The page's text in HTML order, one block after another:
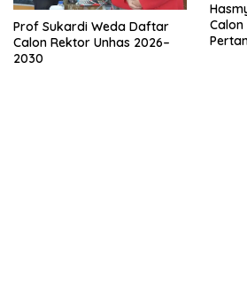
Prof Sukardi Weda Daftar
Calon Rektor Unhas 2026–
2030